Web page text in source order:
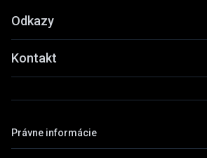
Odkazy
Funkcie
Ukážky
Stiahnuť
Kontakt
Praha, Česká republika
Právne informácie